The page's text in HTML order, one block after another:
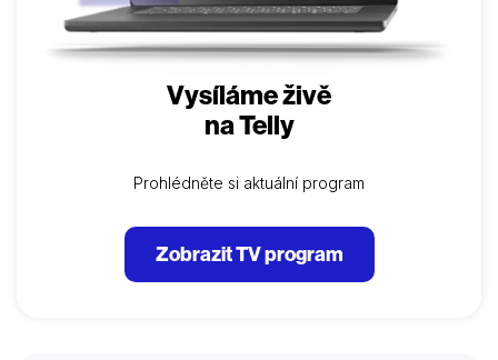
Vysíláme živě
na Telly
Prohlédněte si aktuální program
Zobrazit TV program